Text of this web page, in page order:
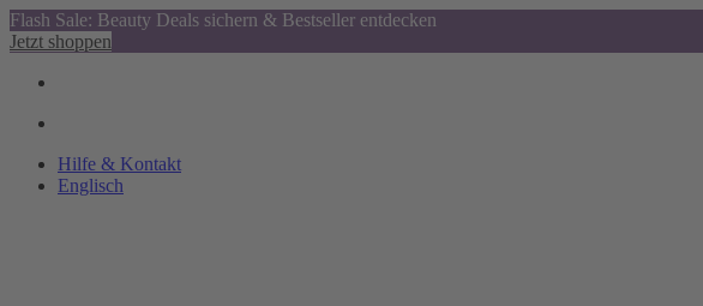
Flash Sale: Beauty Deals sichern & Bestseller entdecken
Jetzt shoppen
Hilfe & Kontakt
Englisch